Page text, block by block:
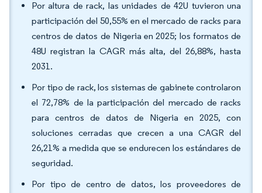
Por altura de rack, las unidades de 42U tuvieron una
participación del 50,55% en el mercado de racks para
centros de datos de Nigeria en 2025; los formatos de
48U registran la CAGR más alta, del 26,88%, hasta
2031.
Por tipo de rack, los sistemas de gabinete controlaron
el 72,78% de la participación del mercado de racks
para centros de datos de Nigeria en 2025, con
soluciones cerradas que crecen a una CAGR del
26,21% a medida que se endurecen los estándares de
seguridad.
Por tipo de centro de datos, los proveedores de